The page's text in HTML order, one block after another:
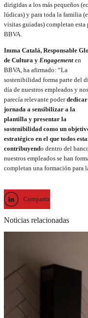
dirigidas a los más pequeños
lúdicas) y para toda la familia
visitas guiadas) completan
BBVA.
Imma Catalá, Responsable
de Cultura y Engagement en
BBVA, ha afirmado: “La
sostenibilidad forma parte del
día de nuestros empleados y nos
parecía relevante poder
jornada a sensibilizar a la
plantilla y presentar la
sostenibilidad como un
estratégico en el que todos
contribuyendo dentro del
nuestros empleados se han
completan una formación para
Compartir
Noticias relacionadas